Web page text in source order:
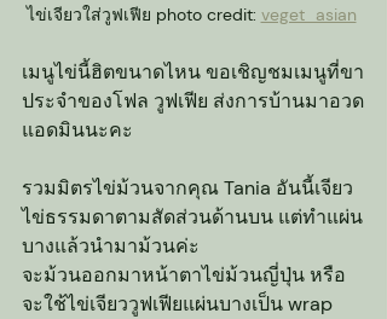
ไข่เจียวใส่วูฟเฟีย photo credit: veget_asian
เมนูไข่นี้ฮิตขนาดไหน ขอเชิญชมเมนูที่ขา
ประจำของโฟล วูฟเฟีย ส่งการบ้านมาอวด
แอดมินนะคะ
รวมมิตรไข่ม้วนจากคุณ Tania อันนี้เจียว
ไข่ธรรมดาตามสัดส่วนด้านบน แต่ทำแผ่น
บางแล้วนำมาม้วนค่ะ
จะม้วนออกมาหน้าตาไข่ม้วนญี่ปุ่น หรือ
จะใช้ไข่เจียววูฟเฟียแผ่นบางเป็น wrap